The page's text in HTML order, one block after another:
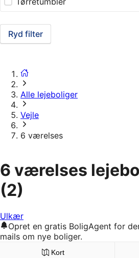
Ryd filter
Alle lejeboliger
Vejle
6 værelses
6 værelses
(2)
Ulkær
Opret en gratis BoligAgent for
mails om nye boliger.
Kort